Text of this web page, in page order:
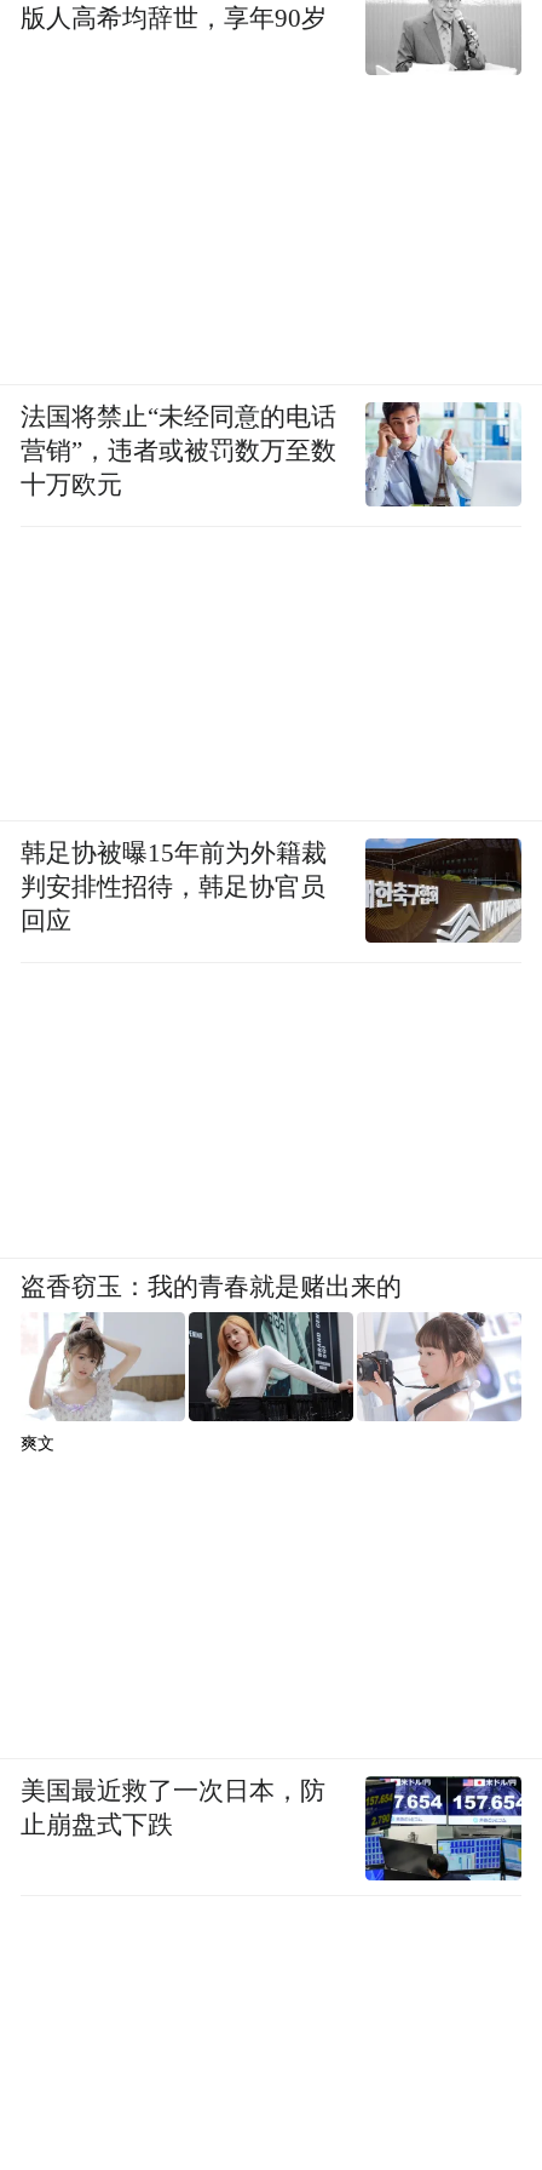
版人高希均辞世，享年90岁
法国将禁止“未经同意的电话
营销”，违者或被罚数万至数
十万欧元
韩足协被曝15年前为外籍裁
判安排性招待，韩足协官员
回应
盗香窃玉：我的青春就是赌出来的
爽文
美国最近救了一次日本，防
止崩盘式下跌